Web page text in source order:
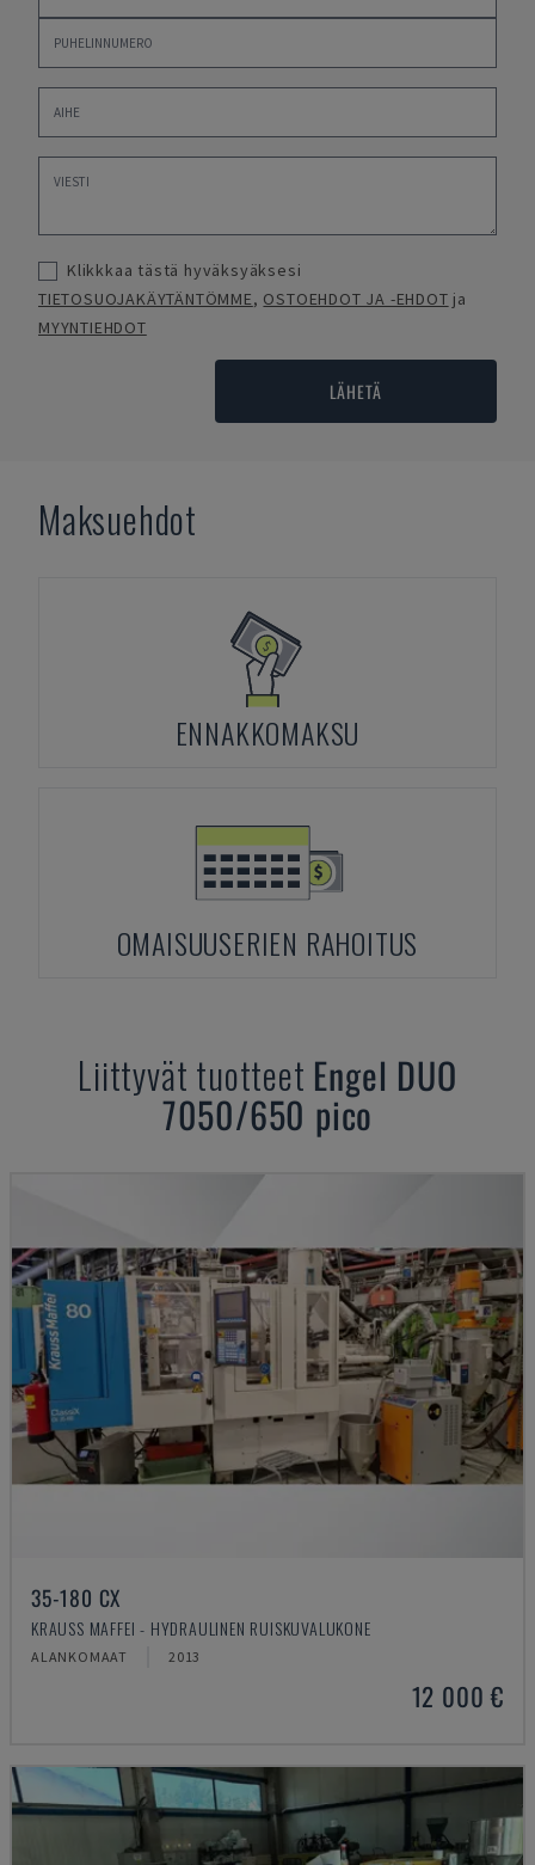
Klikkkaa tästä hyväksyäksesi
TIETOSUOJAKÄYTÄNTÖMME, OSTOEHDOT JA -EHDOT ja
MYYNTIEHDOT
LÄHETÄ
Maksuehdot
ENNAKKOMAKSU
OMAISUUSERIEN RAHOITUS
Liittyvät tuotteet Engel DUO
7050/650 pico
35-180 CX
KRAUSS MAFFEI - HYDRAULINEN RUISKUVALUKONE
ALANKOMAAT 2013
12 000 €